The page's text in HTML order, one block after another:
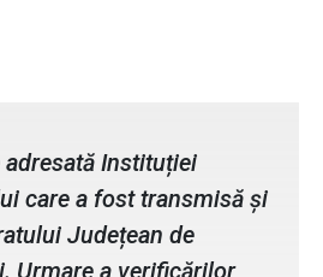
adresată Instituției
care a fost transmisă și
Județean de